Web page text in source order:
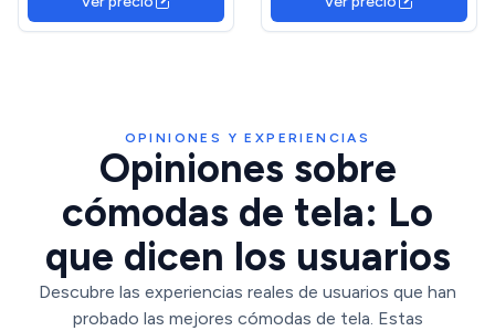
Oficina, Vestidor, Cuarto
de Invitados - Beige
Oficina, Vestidor, Cuarto
de Invitados - Negra
OPINIONES Y EXPERIENCIAS
Opiniones sobre
cómodas de tela: Lo
que dicen los usuarios
Descubre las experiencias reales de usuarios que han
probado las mejores cómodas de tela. Estas